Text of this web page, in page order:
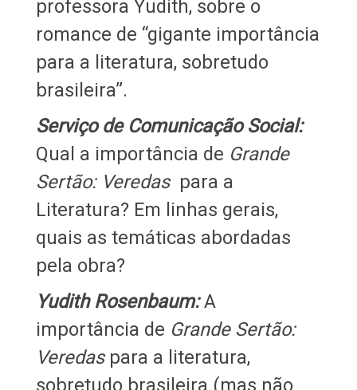
professora Yudith, sobre o
romance de “gigante importância
para a literatura, sobretudo
brasileira”.
Serviço de Comunicação Social:
Qual a importância de Grande
Sertão: Veredas para a
Literatura? Em linhas gerais,
quais as temáticas abordadas
pela obra?
Yudith Rosenbaum:A
importância de Grande Sertão:
Veredaspara a literatura,
sobretudo brasileira (mas não